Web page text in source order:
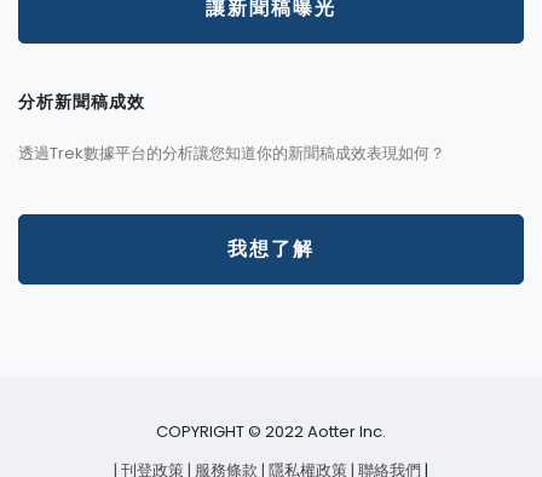
讓新聞稿曝光
分析新聞稿成效
透過Trek數據平台的分析讓您知道你的新聞稿成效表現如何？
我想了解
COPYRIGHT © 2022 Aotter Inc.
| 刊登政策| 服務條款| 隱私權政策| 聯絡我們 |